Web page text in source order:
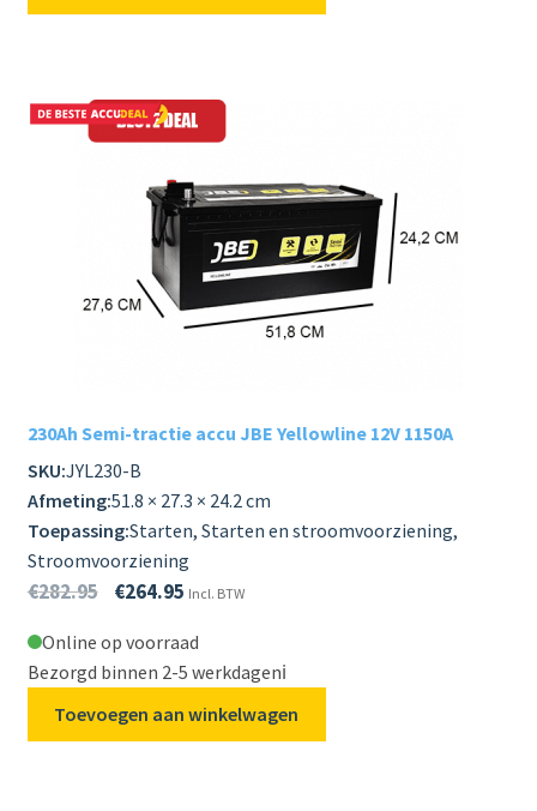
230Ah Semi-tractie accu JBE Yellowline 12V 1150A
SKU:JYL230-B
Afmeting:51.8 × 27.3 × 24.2 cm
Toepassing:Starten, Starten en stroomvoorziening,
Stroomvoorziening
€282.95 €264.95 Incl. BTW
Online op voorraad
Bezorgd binnen 2-5 werkdagenℹ️
Toevoegen aan winkelwagen